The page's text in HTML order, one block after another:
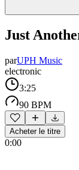
Just
parUPH Music
electronic
3:25
90 BPM
Acheter le titre
0:00